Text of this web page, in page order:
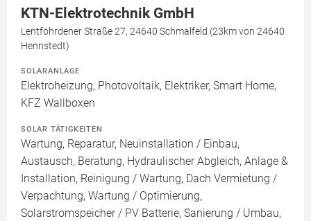
KTN-Elektrotechnik GmbH
Lentföhrdener Straße 27, 24640 Schmalfeld (23km von 24640
Hennstedt)
SOLARANLAGE
Elektroheizung, Photovoltaik, Elektriker, Smart Home,
KFZ Wallboxen
SOLAR TÄTIGKEITEN
Wartung, Reparatur, Neuinstallation / Einbau,
Austausch, Beratung, Hydraulischer Abgleich, Anlage &
Installation, Reinigung / Wartung, Dach Vermietung /
Verpachtung, Wartung / Optimierung,
Solarstromspeicher / PV Batterie, Sanierung / Umbau,